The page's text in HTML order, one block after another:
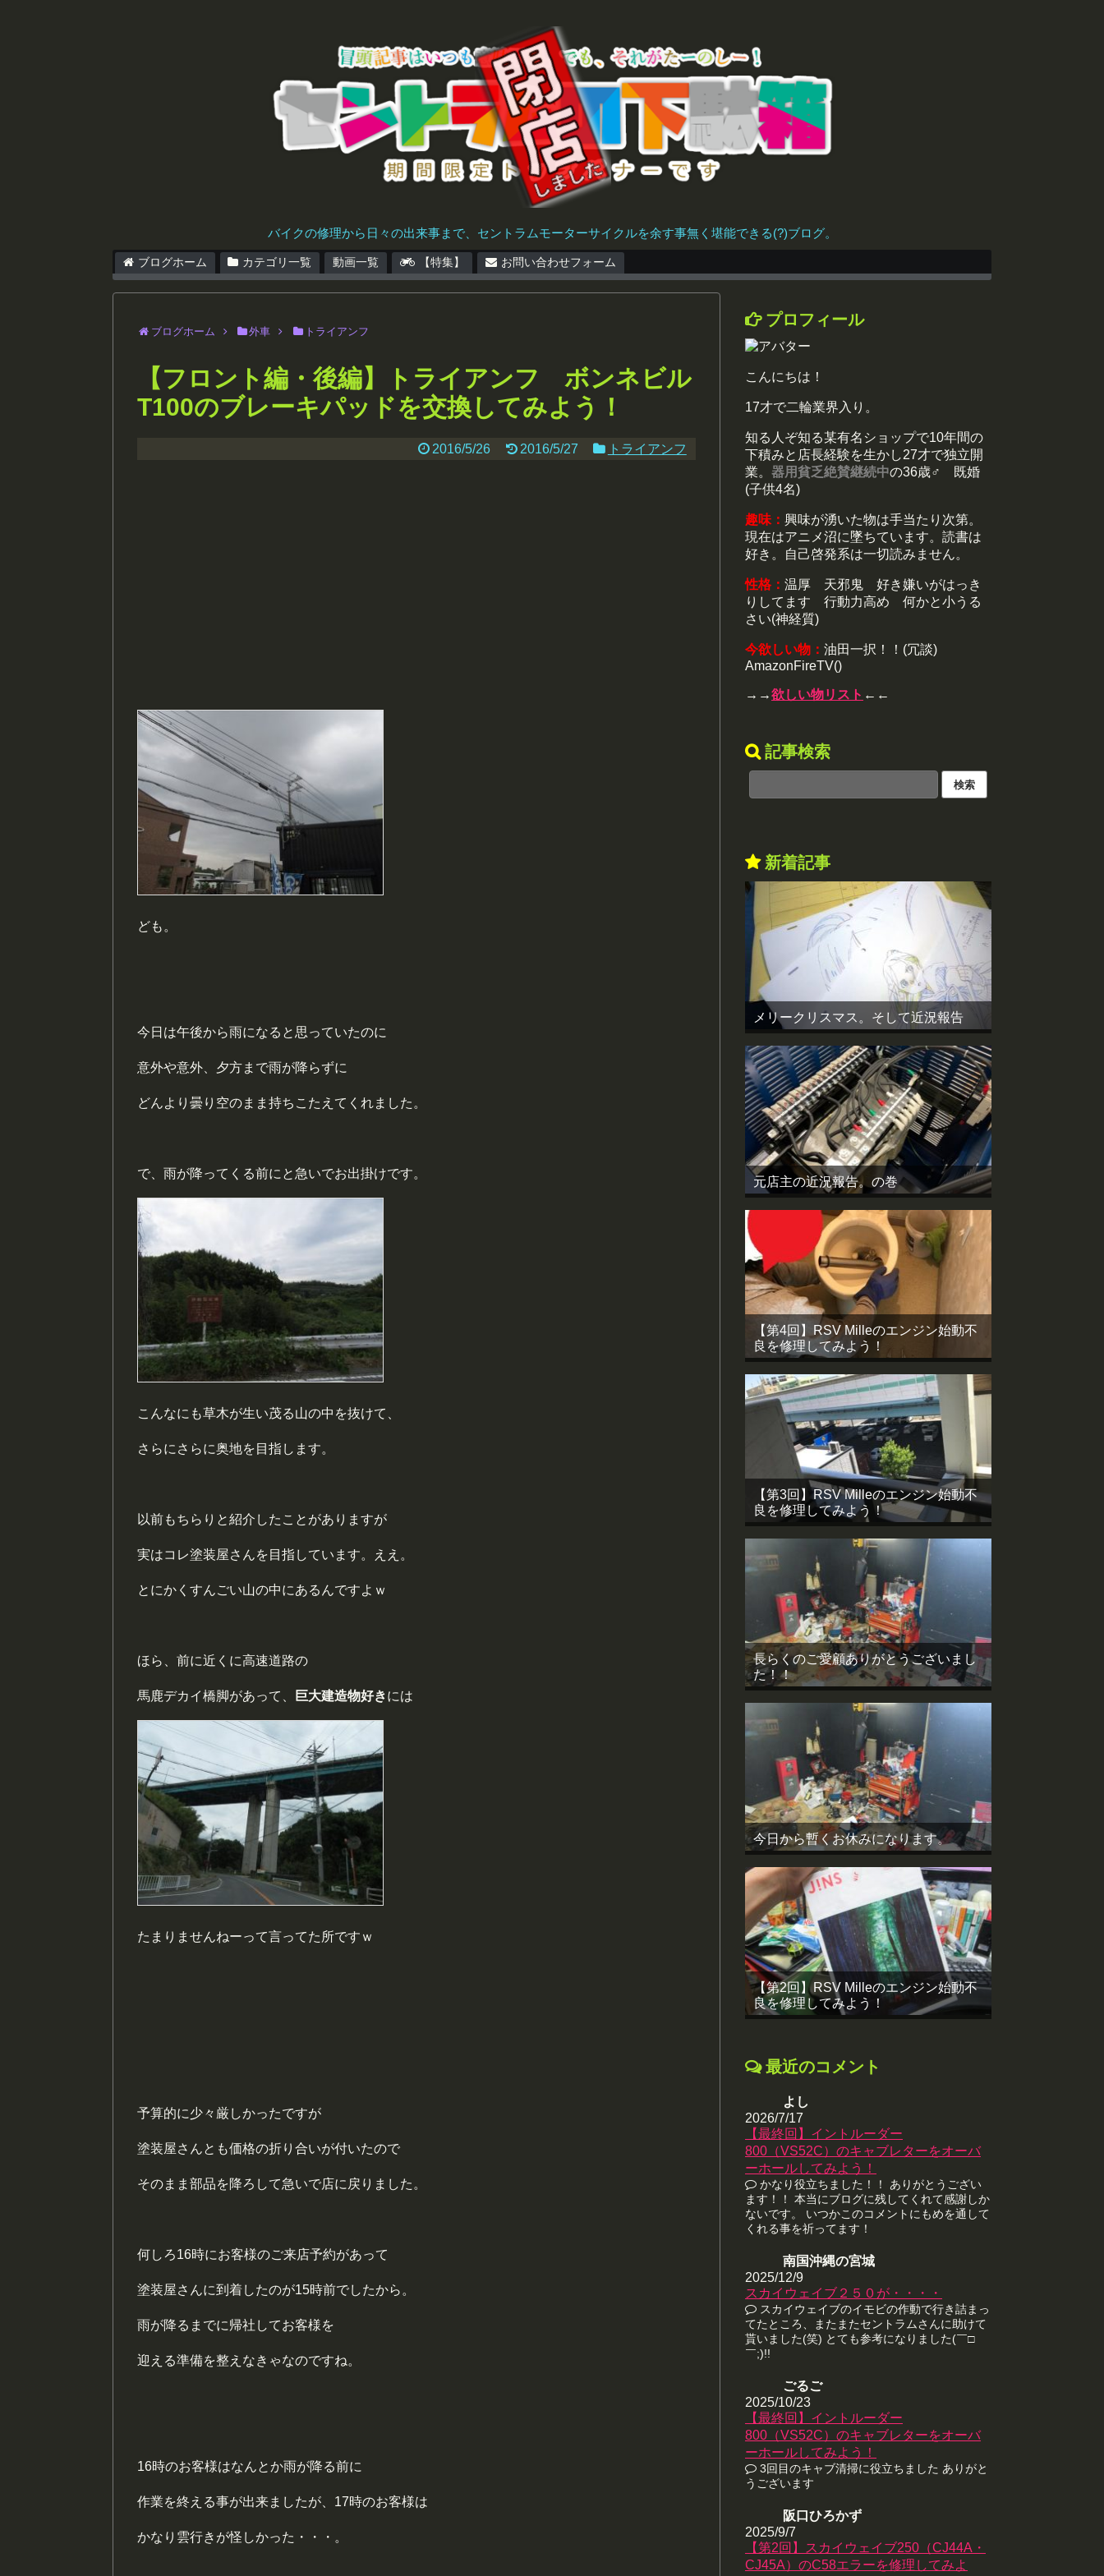
バイクの修理から日々の出来事まで、セントラムモーターサイクルを余す事無く堪能できる(?)ブログ。
ブログホーム カテゴリ一覧 動画一覧 【特集】 お問い合わせフォーム
ブログホーム 外車 トライアンフ
【フロント編・後編】トライアンフ ボンネビル
T100のブレーキパッドを交換してみよう！
2016/5/26 2016/5/27 トライアンフ
ども。
今日は午後から雨になると思っていたのに
意外や意外、夕方まで雨が降らずに
どんより曇り空のまま持ちこたえてくれました。
で、雨が降ってくる前にと急いでお出掛けです。
こんなにも草木が生い茂る山の中を抜けて、
さらにさらに奥地を目指します。
以前もちらりと紹介したことがありますが
実はコレ塗装屋さんを目指しています。ええ。
とにかくすんごい山の中にあるんですよｗ
ほら、前に近くに高速道路の
馬鹿デカイ橋脚があって、 巨大建造物好きには
たまりませんねーって言ってた所ですｗ
予算的に少々厳しかったですが
塗装屋さんとも価格の折り合いが付いたので
そのまま部品を降ろして急いで店に戻りました。
何しろ16時にお客様のご来店予約があって
塗装屋さんに到着したのが15時前でしたから。
雨が降るまでに帰社してお客様を
迎える準備を整えなきゃなのですね。
16時のお客様はなんとか雨が降る前に
作業を終える事が出来ましたが、17時のお客様は
かなり雲行きが怪しかった・・・。
プロフィール
こんにちは！
17才で二輪業界入り。
知る人ぞ知る某有名ショップで10年間の
下積みと店長経験を生かし27才で独立開
業。 器用貧乏絶賛継続中の36歳♂ 既婚
(子供4名)
趣味： 興味が湧いた物は手当たり次第。
現在はアニメ沼に墜ちています。読書は
好き。自己啓発系は一切読みません。
性格： 温厚 天邪鬼 好き嫌いがはっき
りしてます 行動力高め 何かと小うる
さい(神経質)
今欲しい物： 油田一択！！(冗談)
AmazonFireTV()
→→欲しい物リスト ←←
記事検索
新着記事
メリークリスマス。そして近況報告
元店主の近況報告。の巻
【第4回】RSV Milleのエンジン始動不
良を修理してみよう！
【第3回】RSV Milleのエンジン始動不
良を修理してみよう！
長らくのご愛顧ありがとうございまし
た！！
今日から暫くお休みになります。
【第2回】RSV Milleのエンジン始動不
良を修理してみよう！
最近のコメント
よし
2026/7/17
【最終回】イントルーダー
800（VS52C）のキャブレターをオーバ
ーホールしてみよう！
かなり役立ちました！！ ありがとうござい
ます！！ 本当にブログに残してくれて感謝しか
ないです。 いつかこのコメントにもめを通して
くれる事を祈ってます！
南国沖縄の宮城
2025/12/9
スカイウェイブ２５０が・・・・
スカイウェイブのイモビの作動で行き詰まっ
てたところ、またまたセントラムさんに助けて
貰いました(笑) とても参考になりました(￣□
￣;)!!
ごるご
2025/10/23
【最終回】イントルーダー
800（VS52C）のキャブレターをオーバ
ーホールしてみよう！
3回目のキャブ清掃に役立ちました ありがと
うございます
阪口ひろかず
2025/9/7
【第2回】スカイウェイブ250（CJ44A・
CJ45A）のC58エラーを修理してみよ